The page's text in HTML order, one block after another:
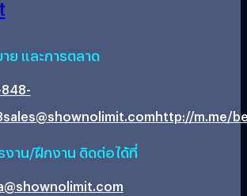
ย และการตลาด
sales@shownolimit.comhttp://m.me/
งาน/ฝึกงาน ติดต่อได้ที่